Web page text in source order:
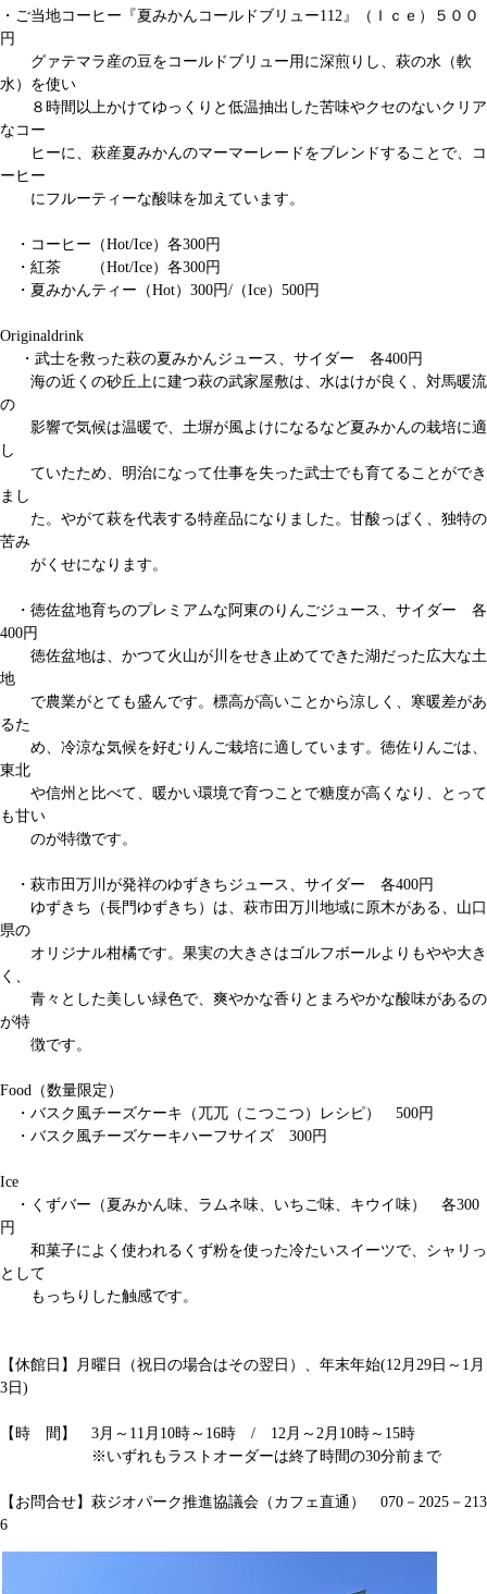
・ご当地コーヒー『夏みかんコールドブリュー112』（Ｉｃｅ）５００
円
グァテマラ産の豆をコールドブリュー用に深煎りし、萩の水（軟
水）を使い
８時間以上かけてゆっくりと低温抽出した苦味やクセのないクリア
なコー
ヒーに、萩産夏みかんのマーマーレードをブレンドすることで、コ
ーヒー
にフルーティーな酸味を加えています。
・コーヒー（Hot/Ice）各300円
・紅茶 （Hot/Ice）各300円
・夏みかんティー（Hot）300円/（Ice）500円
Originaldrink
・武士を救った萩の夏みかんジュース、サイダー 各400円
海の近くの砂丘上に建つ萩の武家屋敷は、水はけが良く、対馬暖流
の
影響で気候は温暖で、土塀が風よけになるなど夏みかんの栽培に適
し
ていたため、明治になって仕事を失った武士でも育てることができ
まし
た。やがて萩を代表する特産品になりました。甘酸っぱく、独特の
苦み
がくせになります。
・徳佐盆地育ちのプレミアムな阿東のりんごジュース、サイダー 各
400円
徳佐盆地は、かつて火山が川をせき止めてできた湖だった広大な土
地
で農業がとても盛んです。標高が高いことから涼しく、寒暖差があ
るた
め、冷涼な気候を好むりんご栽培に適しています。徳佐りんごは、
東北
や信州と比べて、暖かい環境で育つことで糖度が高くなり、とって
も甘い
のが特徴です。
・萩市田万川が発祥のゆずきちジュース、サイダー 各400円
ゆずきち（長門ゆずきち）は、萩市田万川地域に原木がある、山口
県の
オリジナル柑橘です。果実の大きさはゴルフボールよりもやや大き
く、
青々とした美しい緑色で、爽やかな香りとまろやかな酸味があるの
が特
徴です。
Food（数量限定）
・バスク風チーズケーキ（兀兀（こつこつ）レシピ） 500円
・バスク風チーズケーキハーフサイズ 300円
Ice
・くずバー（夏みかん味、ラムネ味、いちご味、キウイ味） 各300
円
和菓子によく使われるくず粉を使った冷たいスイーツで、シャリっ
として
もっちりした触感です。
【休館日】月曜日（祝日の場合はその翌日）、年末年始(12月29日～1月
3日)
【時 間】 3月～11月10時～16時 / 12月～2月10時～15時
※いずれもラストオーダーは終了時間の30分前まで
【お問合せ】萩ジオパーク推進協議会（カフェ直通） 070－2025－213
6